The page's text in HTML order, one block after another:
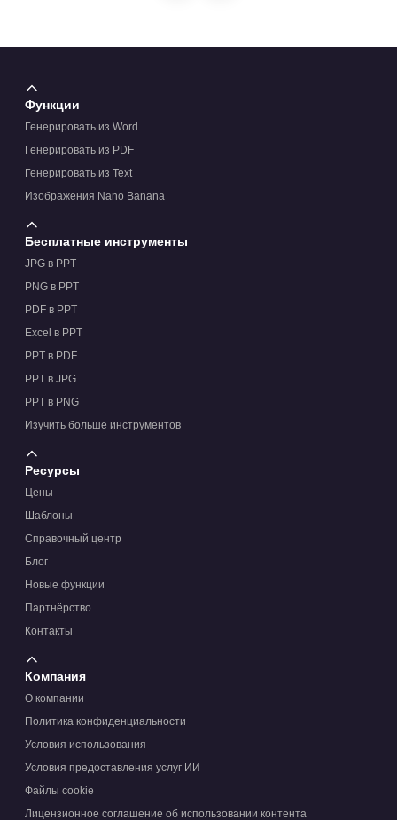
Функции
Генерировать из Word
Генерировать из PDF
Генерировать из Text
Изображения Nano Banana
Бесплатные инструменты
JPG в PPT
PNG в PPT
PDF в PPT
Excel в PPT
PPT в PDF
PPT в JPG
PPT в PNG
Изучить больше инструментов
Ресурсы
Цены
Шаблоны
Справочный центр
Блог
Новые функции
Партнёрство
Контакты
Компания
О компании
Политика конфиденциальности
Условия использования
Условия предоставления услуг ИИ
Файлы cookie
Лицензионное соглашение об использовании контента